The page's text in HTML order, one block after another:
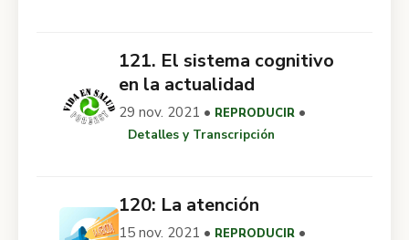
121. El sistema cognitivo
en la actualidad
29 nov. 2021 • REPRODUCIR •
Detalles y Transcripción
120: La atención
15 nov. 2021 • REPRODUCIR •